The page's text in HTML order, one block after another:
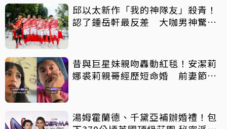
邱以太新作「我的神隊友」殺青！
認了鍾岳軒最反差 大咖男神驚喜
昔與巨星妹親吻轟動紅毯！安潔莉
娜裘莉親哥經歷短命婚 前妻節目
湯姆霍蘭德、千黛亞補辦婚禮！包